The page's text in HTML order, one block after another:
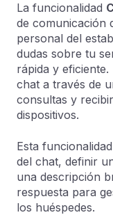
La funcionalidad
de comunicación
personal del
dudas sobre tu
rápida y
chat a través de
consultas y
dispositivos.
Esta
del chat, definir
una descripción
respuesta para
los huéspedes.